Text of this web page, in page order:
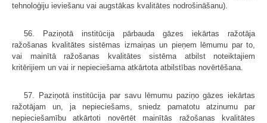
tehnoloģiju ieviešanu vai augstākas kvalitātes nodrošināšanu).
56. Paziņotā institūcija pārbauda gāzes iekārtas ražotāja
ražošanas kvalitātes sistēmas izmaiņas un pieņem lēmumu par to,
vai mainītā ražošanas kvalitātes sistēma atbilst noteiktajiem
kritērijiem un vai ir nepieciešama atkārtota atbilstības novērtēšana.
57. Paziņotā institūcija par savu lēmumu paziņo gāzes iekārtas
ražotājam un, ja nepieciešams, sniedz pamatotu atzinumu par
nepieciešamību atkārtoti novērtēt mainītās ražošanas kvalitātes